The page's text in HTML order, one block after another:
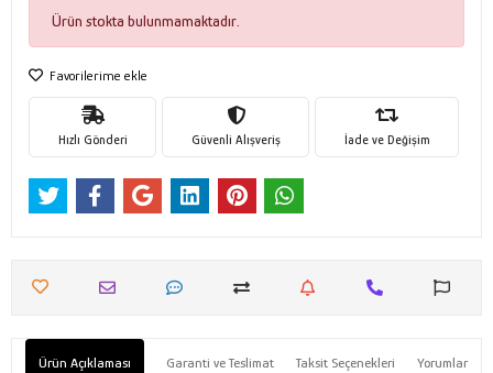
Ürün stokta bulunmamaktadır.
Favorilerime ekle
Hızlı Gönderi Güvenli Alışveriş İade ve Değişim
Ürün Açıklaması Garanti ve Teslimat Taksit Seçenekleri Yorumlar